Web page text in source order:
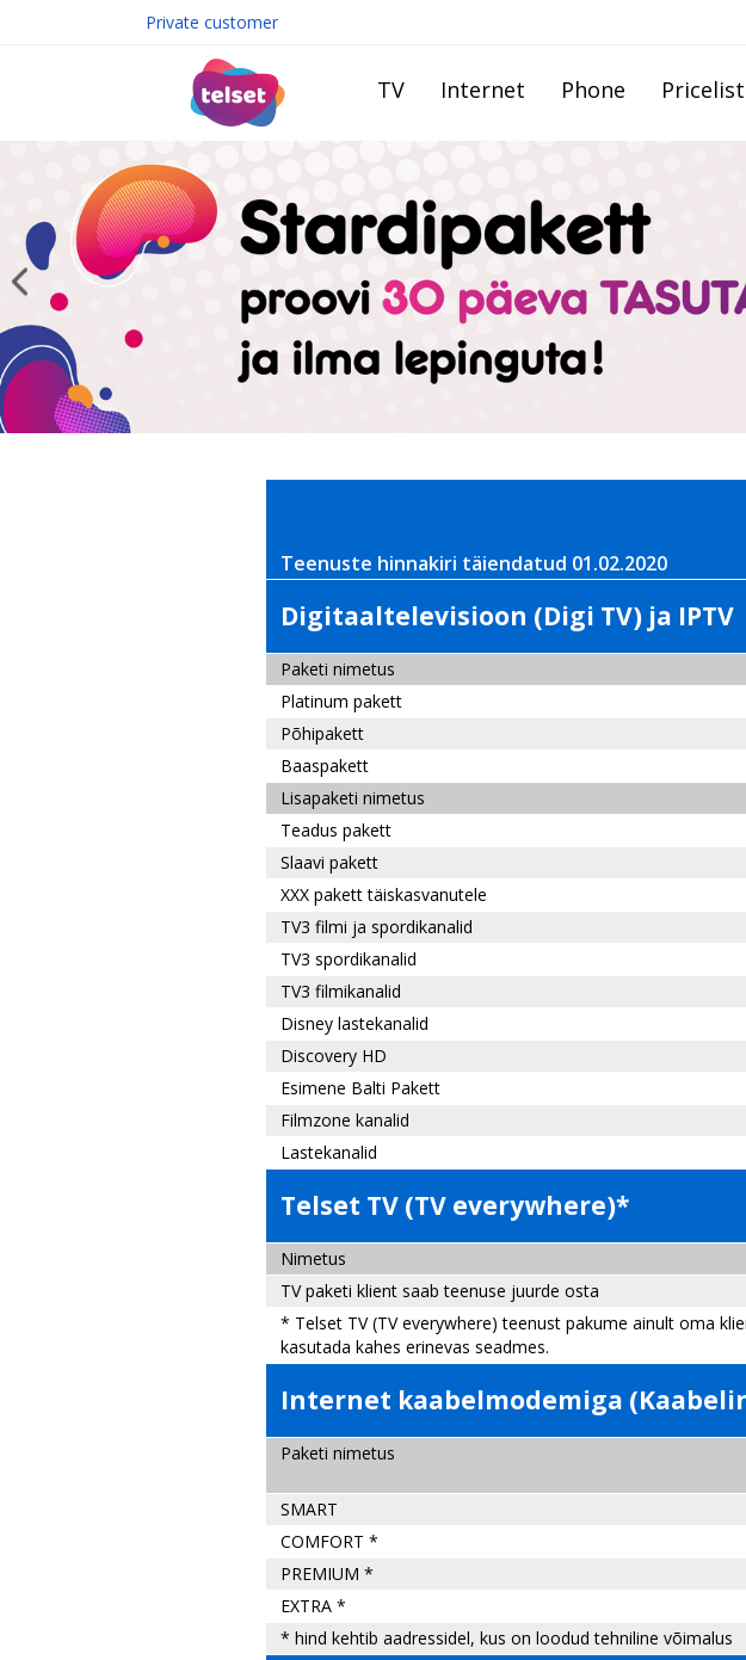
Private customer
TV Internet Phone Pricelist
Teenuste hinnakiri täiendatud 01.02.2020
Digitaaltelevisioon (Digi TV) ja IPTV
Paketi nimetus
Platinum pakett
Põhipakett
Baaspakett
Lisapaketi nimetus
Teadus pakett
Slaavi pakett
XXX pakett täiskasvanutele
TV3 filmi ja spordikanalid
TV3 spordikanalid
TV3 filmikanalid
Disney lastekanalid
Discovery HD
Esimene Balti Pakett
Filmzone kanalid
Lastekanalid
Telset TV (TV everywhere)*
Nimetus
TV paketi klient saab teenuse juurde osta
* Telset TV (TV everywhere) teenust pakume ainult oma
kasutada kahes erinevas seadmes.
Internet kaabelmodemiga
Paketi nimetus
SMART
COMFORT *
PREMIUM *
EXTRA *
* hind kehtib aadressidel, kus on loodud tehniline võimalus